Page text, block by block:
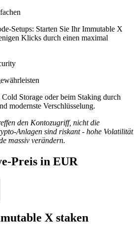
Setups: Starten Sie Ihr Immutable X
Klicks durch einen maximal
Storage oder beim Staking durch
modernste Verschlüsselung.
den Kontozugriff, nicht die
Anlagen sind riskant - hohe Volatilität
massiv verändern.
Preis in EUR
X staken